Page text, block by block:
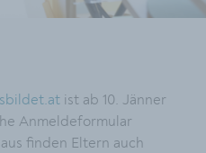
ist ab 10. Jänner
Anmeldeformular
finden Eltern auch